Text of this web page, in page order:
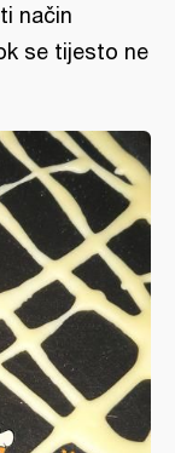
način
se tijesto ne